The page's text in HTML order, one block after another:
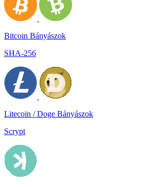
Bitcoin Bányászok
SHA-256
Litecoin / Doge Bányászok
Scrypt